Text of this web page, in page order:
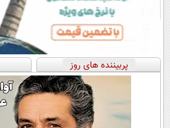
پربیننده های روز